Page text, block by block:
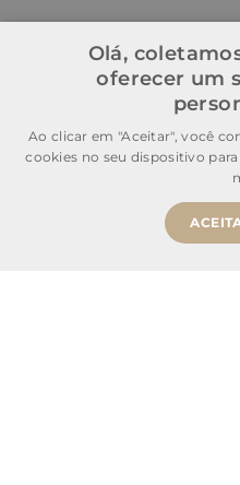
Olá,
oferecer um
Ao clicar em "Aceitar", você
cookies no seu dispositivo